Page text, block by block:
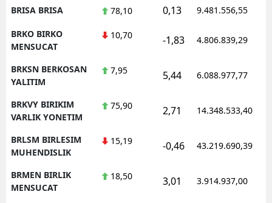
BRISA BRISA 78,10 0,13 9.481.556,55
BRKO BIRKO
MENSUCAT
10,70 -1,83 4.806.839,29
BRKSN BERKOSAN
YALITIM
7,95 5,44 6.088.977,77
BRKVY BIRIKIM
VARLIK YONETIM
75,90 2,71 14.348.533,40
BRLSM BIRLESIM
MUHENDISLIK
15,19 -0,46 43.219.690,39
BRMEN BIRLIK
MENSUCAT
18,50 3,01 3.914.937,00